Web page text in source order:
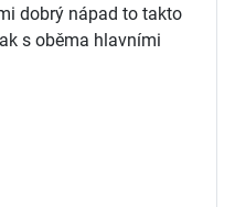
dobrý nápad to takto
s oběma hlavními